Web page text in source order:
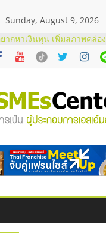
Sunday, August 9, 2026
บริษัท Cybersecurity ในไทยที่
เลือกผู้ให้บริการให้คุ้มค่าแ
จทย์ธุรกิจ
ยากหาเงินทุน เพิ่มสภาพคล่อง
การน้ำมัน Shell
มนาลงทุน แฟรนไชส์ยอนนี่
Meet Up จับคู่
นเครื่องเสียงคุณภาพสูง พร้
ลูชันระบบภาพและเสียง